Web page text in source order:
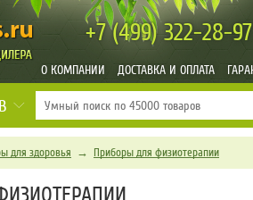
+7 (499)322-28-97
О КОМПАНИИ ДОСТАВКА И ОПЛАТА
для здоровья → Приборы для физиотерапии